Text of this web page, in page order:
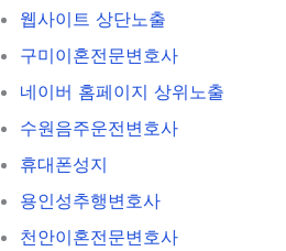
웹사이트 상단노출
구미이혼전문변호사
네이버 홈페이지 상위노출
수원음주운전변호사
휴대폰성지
용인성추행변호사
천안이혼전문변호사